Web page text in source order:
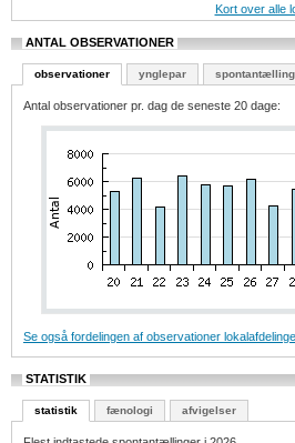
Kort over alle
ANTAL OBSERVATIONER
observationer ynglepar
Antal observationer pr. dag de seneste 20 dage:
Se også fordelingen af observationer
STATISTIK
statistik fænologi afvigelser